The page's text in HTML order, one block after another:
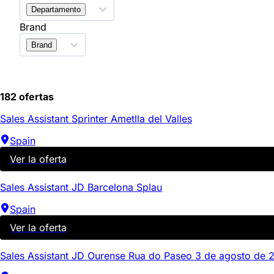
Departamento
Brand
Brand
182 ofertas
Sales Assistant Sprinter Ametlla del Valles
Spain
Ver la oferta
Sales Assistant JD Barcelona Splau
Spain
Ver la oferta
Sales Assistant JD Ourense Rua do Paseo 3 de agosto de